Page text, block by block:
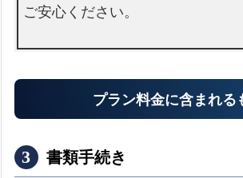
ご安心ください。
プラン料金に含まれる
書類手続き